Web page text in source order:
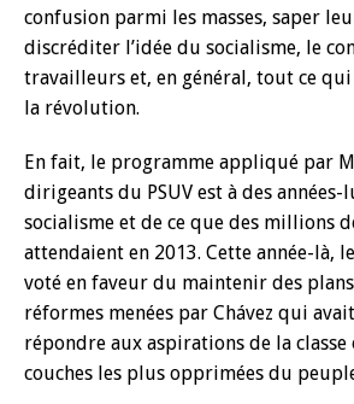
confusion parmi les masses, saper
discréditer l’idée du socialisme, le
travailleurs et, en général, tout ce qui
la révolution.
En fait, le programme appliqué par
dirigeants du PSUV est à des
socialisme et de ce que des millions
attendaient en 2013. Cette année-là,
voté en faveur du maintenir des
réformes menées par Chávez qui
répondre aux aspirations de la
couches les plus opprimées du